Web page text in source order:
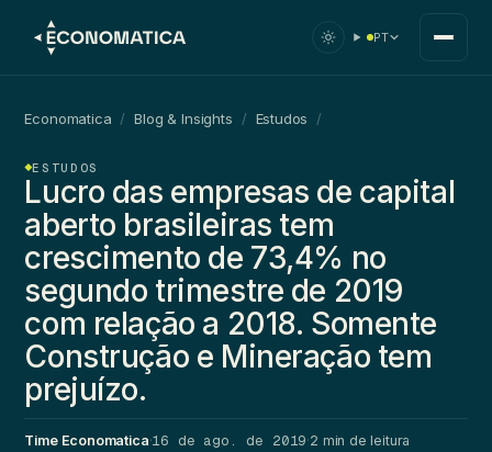
PT
Economatica / Blog & Insights / Estudos /
ESTUDOS
Lucro das empresas de capital
aberto brasileiras tem
crescimento de 73,4% no
segundo trimestre de 2019
com relação a 2018. Somente
Construção e Mineração tem
prejuízo.
Time Economatica·16 de ago. de 2019·2 min de leitura